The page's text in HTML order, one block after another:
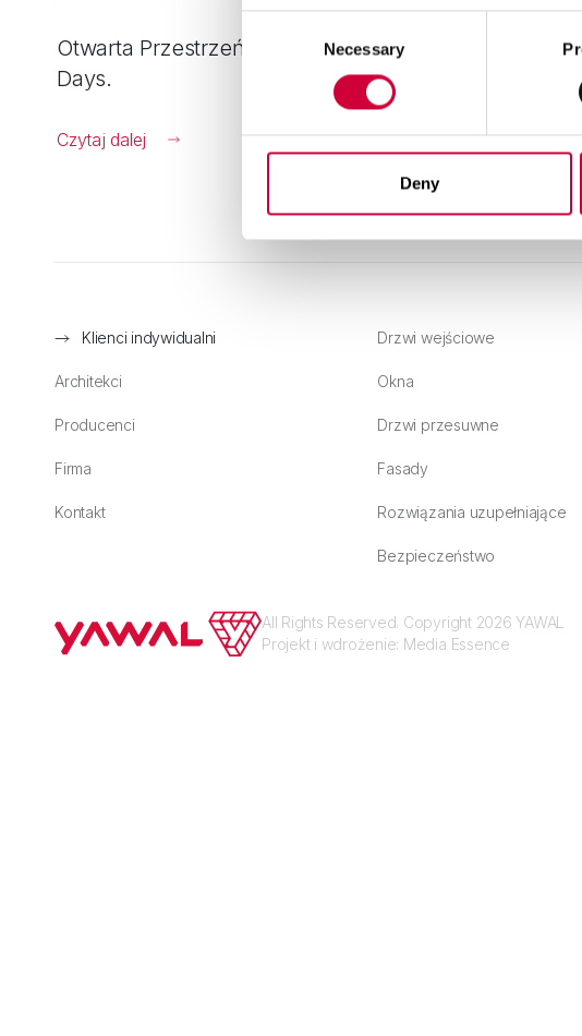
Selection
Necessary
Deny
Otwarta Przestrzeń Architektury. MoreView
Days.
Czytaj dalej
od
Czytaj
Klienci indywidualni
Architekci
Producenci
Firma
Kontakt
Drzwi wejściowe
Okna
Drzwi przesuwne
Fasady
Rozwiązania uzupełniające
Bezpieczeństwo
All Rights Reserved. Copyright 2026 YAWAL
Projekt i wdrożenie: Media Essence